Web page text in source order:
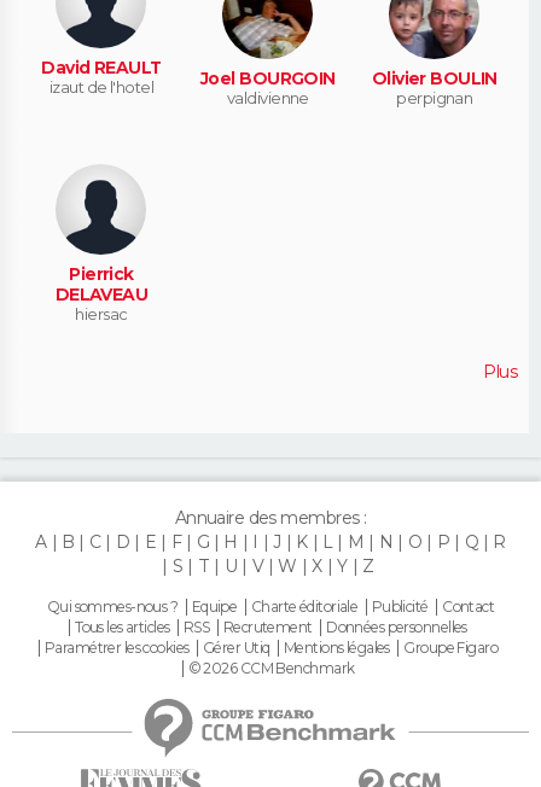
David REAULT
izaut de l'hotel Joel BOURGOIN
valdivienne
Olivier BOULIN
perpignan
Pierrick
DELAVEAU
hiersac
Plus
Annuaire des membres :
A
B C D E F G H I J K L M N O P Q
R
S
T U V W X Y Z
Qui sommes-nous ? Equipe Charte éditoriale Publicité
Contact
Tous les articles
RSS Recrutement
Données personnelles
Paramétrer les cookies
Gérer Utiq Mentions légales
Groupe Figaro
© 2026 CCM Benchmark